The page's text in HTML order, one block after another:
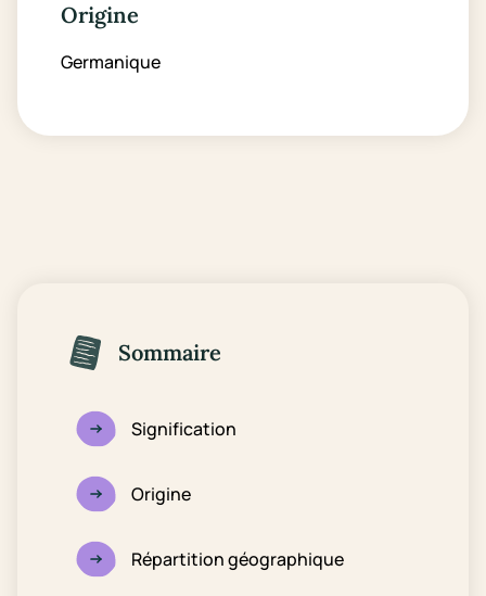
Origine
Germanique
Sommaire
Signification
Origine
Répartition géographique